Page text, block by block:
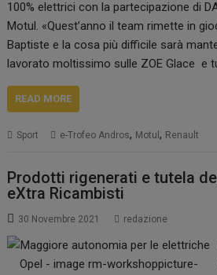
100% elettrici con la partecipazione di
Motul. «Quest’anno il team rimette in
Baptiste e la cosa più difficile sarà
lavorato moltissimo sulle ZOE Glace e
READ MORE
Sport e-Trofeo Andros, Motul, Renault
Prodotti rigenerati e tutela
eXtra Ricambisti
30 Novembre 2021 redazione